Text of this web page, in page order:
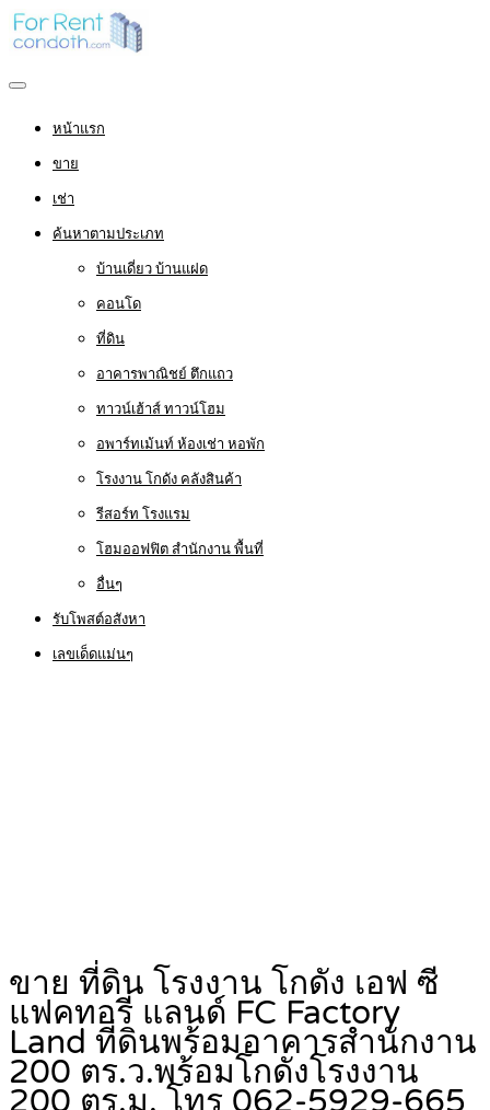
หน้าแรก
ขาย
เช่า
ค้นหาตามประเภท
บ้านเดี่ยว บ้านแฝด
คอนโด
ที่ดิน
อาคารพาณิชย์ ตึกแถว
ทาวน์เฮ้าส์ ทาวน์โฮม
อพาร์ทเม้นท์ ห้องเช่า หอพัก
โรงงาน โกดัง คลังสินค้า
รีสอร์ท โรงแรม
โฮมออฟฟิต สำนักงาน พื้นที่
อื่นๆ
รับโพสต์อสังหา
เลขเด็ดแม่นๆ
ขาย ที่ดิน โรงงาน โกดัง เอฟ ซี
แฟคทอรี่ แลนด์ FC Factory
Land ที่ดินพร้อมอาคารสำนักงาน
200 ตร.ว.พร้อมโกดังโรงงาน
200 ตร.ม. โทร 062-5929-665